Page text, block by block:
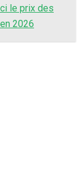
le prix des
2026